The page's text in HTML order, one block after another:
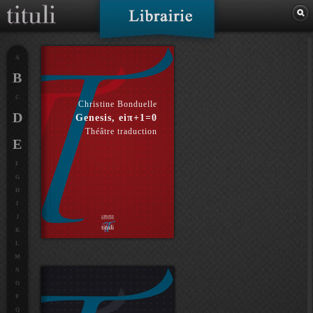
Christine Bonduelle
Genesis, eiπ+1=0
Théâtre traduction
A
B
C
D
E
F
G
H
J
K
L
M
N
O
P
Q